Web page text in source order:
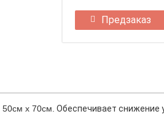
Предзаказ
х 70см. Обеспечивает снижение